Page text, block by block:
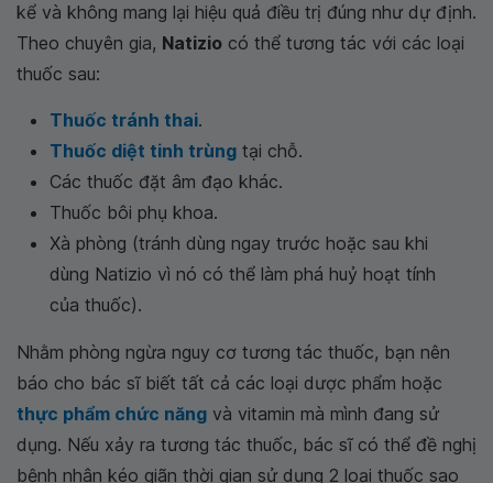
kể và không mang lại hiệu quả điều trị đúng như dự định.
Theo chuyên gia, Natizio có thể tương tác với các loại
thuốc sau:
Thuốc tránh thai.
Thuốc diệt tinh trùng tại chỗ.
Các thuốc đặt âm đạo khác.
Thuốc bôi phụ khoa.
Xà phòng (tránh dùng ngay trước hoặc sau khi
dùng Natizio vì nó có thể làm phá huỷ hoạt tính
của thuốc).
Nhằm phòng ngừa nguy cơ tương tác thuốc, bạn nên
báo cho bác sĩ biết tất cả các loại dược phẩm hoặc
thực phẩm chức năng và vitamin mà mình đang sử
dụng. Nếu xảy ra tương tác thuốc, bác sĩ có thể đề nghị
bệnh nhân kéo giãn thời gian sử dụng 2 loại thuốc sao